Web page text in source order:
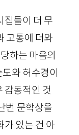
집들이 더 무
고통에 더와
하는 마음의
와 허수경이
감동적인 것
번 문학상을
가 있는 건 아